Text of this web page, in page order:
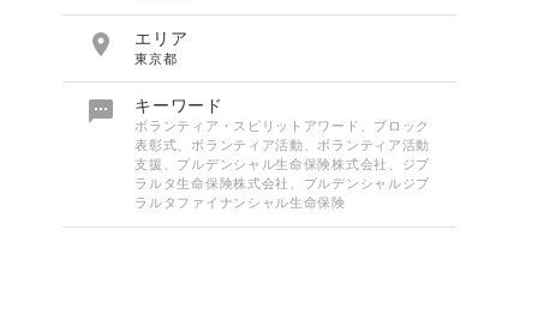
 エリア
東京都
 キーワード
ボランティア・スピリットアワード、ブロック
表彰式、ボランティア活動、ボランティア活動
支援、プルデンシャル生命保険株式会社、ジブ
ラルタ生命保険株式会社、プルデンシャルジブ
ラルタファイナンシャル生命保険